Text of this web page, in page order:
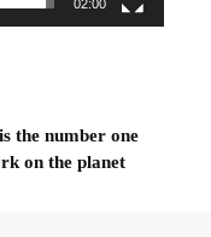
02:00
the number one
on the planet